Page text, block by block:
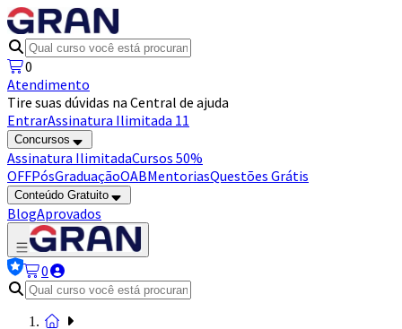
0
Atendimento
Tire suas dúvidas na Central de ajuda
EntrarAssinatura Ilimitada 11
Concursos
Assinatura IlimitadaCursos 50%
OFFPósGraduaçãoOABMentoriasQuestões Grátis
Conteúdo Gratuito
BlogAprovados
0